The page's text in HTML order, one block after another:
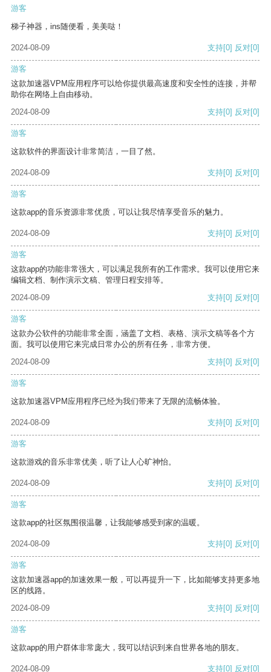
游客
梯子神器，ins随便看，美美哒！
2024-08-09 支持[0] 反对[0]
游客
这款加速器VPM应用程序可以给你提供最高速度和安全性的连接，并帮
助你在网络上自由移动。
2024-08-09
支持[0] 反对[0]
游客
这款软件的界面设计非常简洁，一目了然。
2024-08-09 支持[0] 反对[0]
游客
这款app的音乐资源非常优质，可以让我尽情享受音乐的魅力。
2024-08-09 支持[0] 反对[0]
游客
这款app的功能非常强大，可以满足我所有的工作需求。我可以使用它来
编辑文档、制作演示文稿、管理日程安排等。
2024-08-09
支持[0] 反对[0]
游客
这款办公软件的功能非常全面，涵盖了文档、表格、演示文稿等各个方
面。我可以使用它来完成日常办公的所有任务，非常方便。
2024-08-09
支持[0] 反对[0]
游客
这款加速器VPM应用程序已经为我们带来了无限的流畅体验。
2024-08-09 支持[0] 反对[0]
游客
这款游戏的音乐非常优美，听了让人心旷神怡。
2024-08-09 支持[0] 反对[0]
游客
这款app的社区氛围很温馨，让我能够感受到家的温暖。
2024-08-09 支持[0] 反对[0]
游客
这款加速器app的加速效果一般，可以再提升一下，比如能够支持更多地
区的线路。
2024-08-09
支持[0] 反对[0]
游客
这款app的用户群体非常庞大，我可以结识到来自世界各地的朋友。
2024-08-09 支持[0] 反对[0]